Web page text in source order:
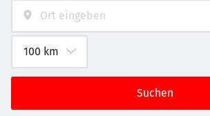
Suchen